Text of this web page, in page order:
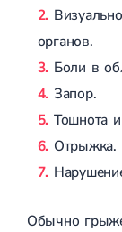
органов.
Боли в
Запор.
Тошнота
Отрыжка.
Обычно